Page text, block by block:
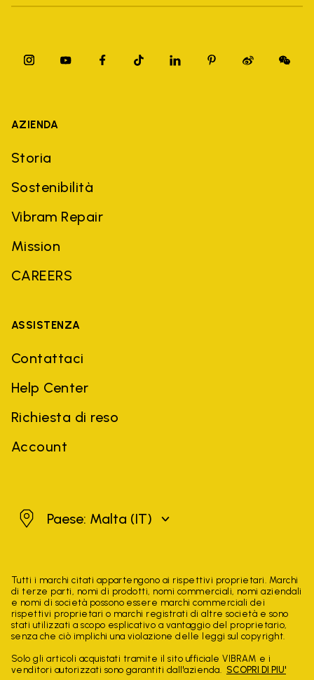
AZIENDA
Storia
Sostenibilità
Vibram Repair
Mission
CAREERS
ASSISTENZA
Contattaci
Help Center
Richiesta di reso
Account
MaltaPaese: Malta (IT)
Tutti i marchi citati appartengono ai rispettivi proprietari. Marchi
di terze parti, nomi di prodotti, nomi commerciali, nomi aziendali
e nomi di società possono essere marchi commerciali dei
rispettivi proprietari o marchi registrati di altre società e sono
stati utilizzati a scopo esplicativo a vantaggio del proprietario,
senza che ciò implichi una violazione delle leggi sul copyright.
Solo gli articoli acquistati tramite il sito ufficiale VIBRAM e i
venditori autorizzati sono garantiti dall'azienda. SCOPRI DI PIU'